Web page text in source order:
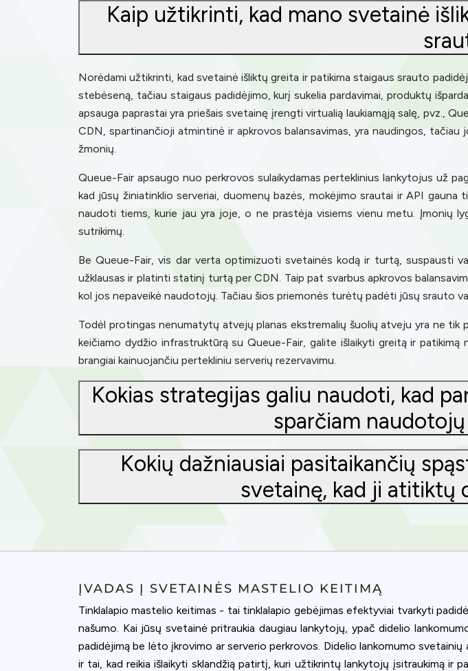
Kaip užtikrinti, kad mano svetainė
Norėdami užtikrinti, kad svetainė išliktų greita ir patikima staigaus srauto
stebėseną, tačiau staigaus padidėjimo, kurį sukelia pardavimai, produktų
apsauga paprastai yra priešais svetainę įrengti virtualią laukiamąją salę, pvz.,
CDN, spartinančioji atmintinė ir apkrovos balansavimas, yra naudingos,
žmonių.
Queue-Fair apsaugo nuo perkrovos sulaikydamas perteklinius lankytojus už
kad jūsų žiniatinklio serveriai, duomenų bazės, mokėjimo srautai ir API
naudoti tiems, kurie jau yra joje, o ne prastėja visiems vienu metu. Įmonių
sutrikimų.
Be Queue-Fair, vis dar verta optimizuoti svetainės kodą ir turtą, suspausti
užklausas ir platinti statinį turtą per CDN. Taip pat svarbus apkrovos
kol jos nepaveikė naudotojų. Tačiau šios priemonės turėtų padėti jūsų srauto
Todėl protingas nenumatytų atvejų planas ekstremalių šuolių atveju yra ne
keičiamo dydžio infrastruktūrą su Queue-Fair, galite išlaikyti greitą ir
brangiai kainuojančiu pertekliniu serverių rezervavimu.
Kokias strategijas galiu naudoti, kad
sparčiam
Kokių dažniausiai pasitaikančių
svetainę, kad ji atitiktų
ĮVADAS Į SVETAINĖS MASTELIO KEITIMĄ
Tinklalapio mastelio keitimas - tai tinklalapio gebėjimas efektyviai tvarkyti
našumo. Kai jūsų svetainė pritraukia daugiau lankytojų, ypač didelio
padidėjimą be lėto įkrovimo ar serverio perkrovos. Didelio lankomumo
ir tai, kad reikia išlaikyti sklandžią patirtį, kuri užtikrintų lankytojų įsitraukimą ir